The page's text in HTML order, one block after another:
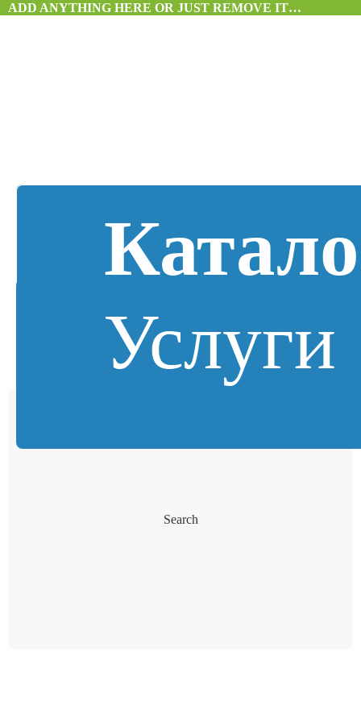
ADD ANYTHING HERE OR JUST REMOVE IT…
Услуги
Search